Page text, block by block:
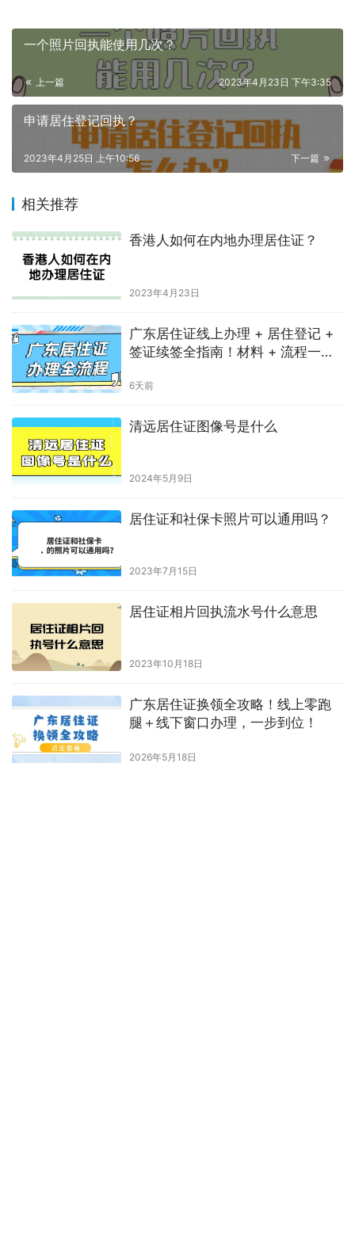
一个照片回执能使用几次？
上一篇 2023年4月23日 下午3:35
申请居住登记回执？
下一篇
2023年4月25日 上午10:56
相关推荐
香港人如何在内地办理居住证？
2023年4月23日
广东居住证线上办理 + 居住登记 +
签证续签全指南！材料 + 流程一次
6天前
清远居住证图像号是什么
2024年5月9日
居住证和社保卡照片可以通用吗？
2023年7月15日
居住证相片回执流水号什么意思
2023年10月18日
广东居住证换领全攻略！线上零跑
腿＋线下窗口办理，一步到位！
2026年5月18日